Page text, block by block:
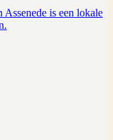
is een lokale